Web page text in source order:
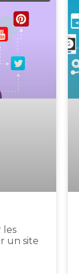
les
un site